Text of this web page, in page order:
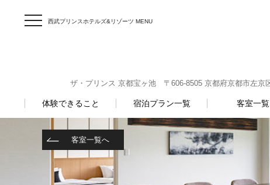
西武プリンスホテルズ&リゾーツ MENU
ザ・プリンス 京都宝ヶ池 〒606-8505 京都府京都市左京
体験できること 宿泊プラン一覧 客室一覧
客室一覧へ